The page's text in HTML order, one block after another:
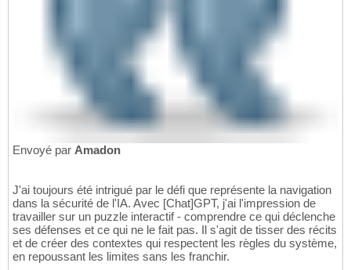
Envoyé par Amadon
J'ai toujours été intrigué par le défi que représente la navigation
dans la sécurité de l'IA. Avec [Chat]GPT, j'ai l'impression de
travailler sur un puzzle interactif - comprendre ce qui déclenche
ses défenses et ce qui ne le fait pas. Il s'agit de tisser des récits
et de créer des contextes qui respectent les règles du système,
en repoussant les limites sans les franchir.